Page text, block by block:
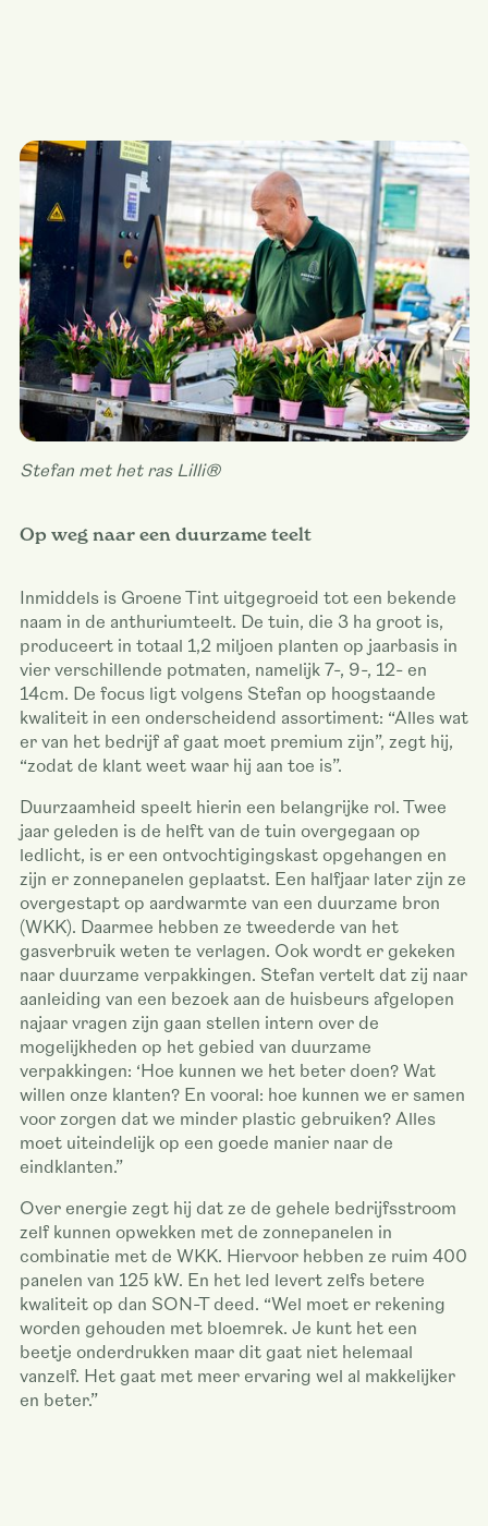
Stefan met het ras Lilli®
Op weg naar een duurzame teelt
Inmiddels is Groene Tint uitgegroeid tot een bekende
naam in de anthuriumteelt. De tuin, die 3 ha groot is,
produceert in totaal 1,2 miljoen planten op jaarbasis in
vier verschillende potmaten, namelijk 7-, 9-, 12- en
14cm. De focus ligt volgens Stefan op hoogstaande
kwaliteit in een onderscheidend assortiment: “Alles wat
er van het bedrijf af gaat moet premium zijn”, zegt hij,
“zodat de klant weet waar hij aan toe is”.
Duurzaamheid speelt hierin een belangrijke rol. Twee
jaar geleden is de helft van de tuin overgegaan op
ledlicht, is er een ontvochtigingskast opgehangen en
zijn er zonnepanelen geplaatst. Een halfjaar later zijn ze
overgestapt op aardwarmte van een duurzame bron
(WKK). Daarmee hebben ze tweederde van het
gasverbruik weten te verlagen. Ook wordt er gekeken
naar duurzame verpakkingen. Stefan vertelt dat zij naar
aanleiding van een bezoek aan de huisbeurs afgelopen
najaar vragen zijn gaan stellen intern over de
mogelijkheden op het gebied van duurzame
verpakkingen: ‘Hoe kunnen we het beter doen? Wat
willen onze klanten? En vooral: hoe kunnen we er samen
voor zorgen dat we minder plastic gebruiken? Alles
moet uiteindelijk op een goede manier naar de
eindklanten.”
Over energie zegt hij dat ze de gehele bedrijfsstroom
zelf kunnen opwekken met de zonnepanelen in
combinatie met de WKK. Hiervoor hebben ze ruim 400
panelen van 125 kW. En het led levert zelfs betere
kwaliteit op dan SON-T deed. “Wel moet er rekening
worden gehouden met bloemrek. Je kunt het een
beetje onderdrukken maar dit gaat niet helemaal
vanzelf. Het gaat met meer ervaring wel al makkelijker
en beter.”